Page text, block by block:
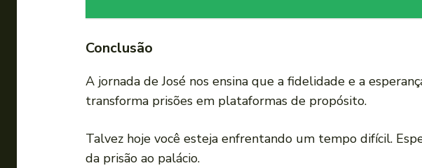
Conclusão
A jornada de José nos ensina que a fidelidade e a
transforma prisões em plataformas de propósito.
Talvez hoje você esteja enfrentando um tempo difícil.
da prisão ao palácio.